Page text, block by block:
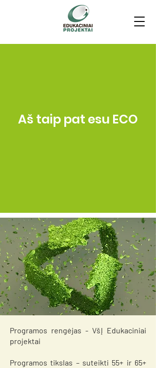
Aš taip pat esu ECO
Programos rengėjas - VšĮ Edukaciniai
projektai
Programos tikslas – suteikti 55+ ir 65+